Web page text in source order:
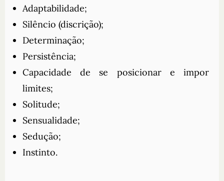
Adaptabilidade;
Silêncio (discrição);
Determinação;
Persistência;
Capacidade de se posicionar e impor
limites;
Solitude;
Sensualidade;
Sedução;
Instinto.